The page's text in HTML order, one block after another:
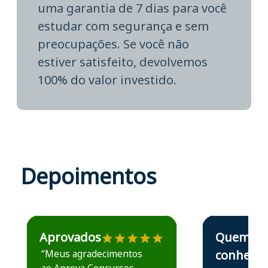
uma garantia de 7 dias para você
estudar com segurança e sem
preocupações. Se você não
estiver satisfeito, devolvemos
100% do valor investido.
Depoimentos
Estudante José recomenda o Aprova Concursos em
Aprovados
“Meus agradecimentos
Estudante Elais
Quem
conhece,